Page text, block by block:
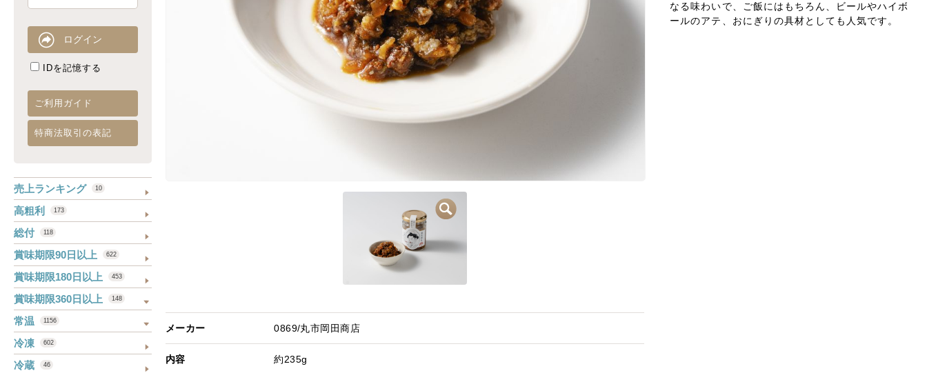
なる味わいで、ご飯にはもちろん、ビールやハイボ
ールのアテ、おにぎりの具材としても人気です。
メーカー 0869/丸市岡田商店
内容 約235g
IDを記憶する
ご利用ガイド
特商法取引の表記
売上ランキング 10
高粗利 173
総付 118
賞味期限90日以上 622
賞味期限180日以上 453
賞味期限360日以上 148
常温 1156
冷凍 602
冷蔵 46